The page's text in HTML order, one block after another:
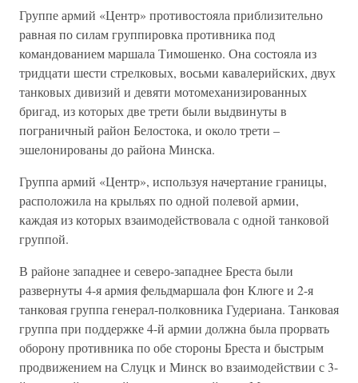
Группе армий «Центр» противостояла приблизительно
равная по силам группировка противника под
командованием маршала Тимошенко. Она состояла из
тридцати шести стрелковых, восьми кавалерийских, двух
танковых дивизий и девяти мотомеханизированных
бригад, из которых две трети были выдвинуты в
пограничный район Белостока, и около трети –
эшелонированы до района Минска.
Группа армий «Центр», используя начертание границы,
расположила на крыльях по одной полевой армии,
каждая из которых взаимодействовала с одной танковой
группой.
В районе западнее и северо-западнее Бреста были
развернуты 4-я армия фельдмаршала фон Клюге и 2-я
танковая группа генерал-полковника Гудериана. Танковая
группа при поддержке 4-й армии должна была прорвать
оборону противника по обе стороны Бреста и быстрым
продвижением на Слуцк и Минск во взаимодействии с 3-